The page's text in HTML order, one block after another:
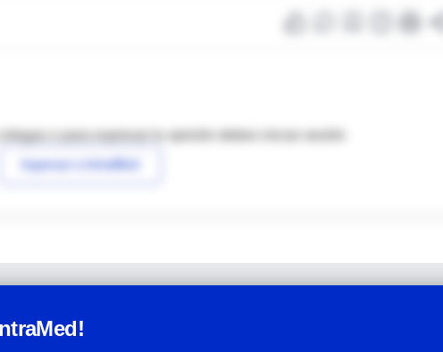
o para expresar tu opinión debes iniciar sesión
Ingresar a IntraMed